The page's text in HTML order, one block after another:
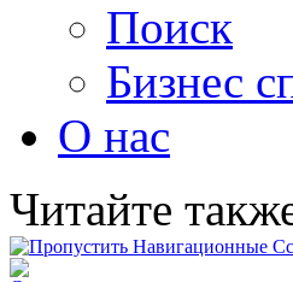
Поиск
Бизнес
О нас
Читайте